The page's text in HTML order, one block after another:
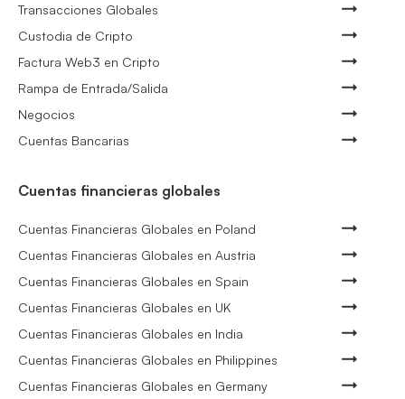
Transacciones Globales
Custodia de Cripto
Factura Web3 en Cripto
Rampa de Entrada/Salida
Negocios
Cuentas Bancarias
Cuentas financieras globales
Cuentas Financieras Globales en Poland
Cuentas Financieras Globales en Austria
Cuentas Financieras Globales en Spain
Cuentas Financieras Globales en UK
Cuentas Financieras Globales en India
Cuentas Financieras Globales en Philippines
Cuentas Financieras Globales en Germany